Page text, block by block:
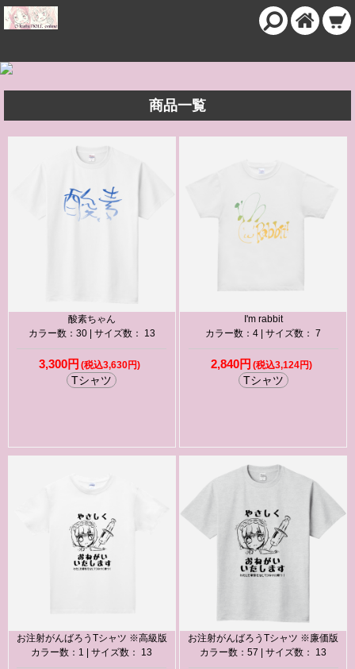
商品一覧
酸素ちゃん
カラー数：30 | サイズ数： 13
3,300円 (税込3,630円)
Tシャツ
I'm rabbit
カラー数：4 | サイズ数： 7
2,840円 (税込3,124円)
Tシャツ
お注射がんばろうTシャツ ※高級版
カラー数：1 | サイズ数： 13
お注射がんばろうTシャツ ※廉価版
カラー数：57 | サイズ数： 13